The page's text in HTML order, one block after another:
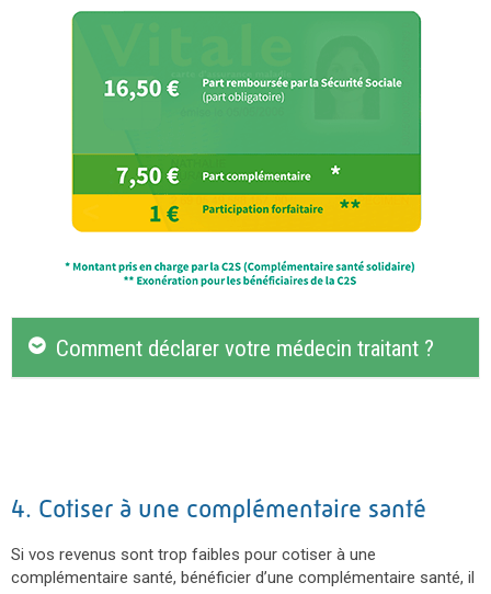
Comment déclarer votre médecin traitant ?
4. Cotiser à une complémentaire santé
Si vos revenus sont trop faibles pour cotiser à une
complémentaire santé, bénéficier d’une complémentaire santé, il